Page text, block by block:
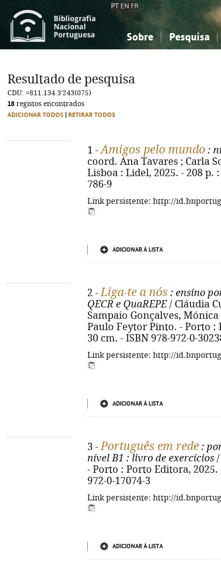
PT EN FR
Sobre Pesquisa
Ciências sociais...
Ciências sociais...
Resultado de pesquisa
CDU: =811.134.3'243(075)
18 registos encontrados
ADICIONAR TODOS RETIRAR TODOS
1 -Amigos pelo mundo :
coord. Ana Tavares ; Carla
Lisboa : Lidel, 2025. - 208 p.
786-9
Link persistente: http://
ADICIONAR À LISTA
2 -Liga-te a nós : ensino
QECR e QuaREPE/ Cláudia
Sampaio Gonçalves,
Paulo Feytor Pinto. - Porto :
30 cm. - ISBN 978-972-0-
Link persistente: http://
ADICIONAR À LISTA
3 -Português em rede :
nível B1 : livro de exercícios
- Porto : Porto Editora, 2025.
972-0-17074-3
Link persistente: http://
ADICIONAR À LISTA